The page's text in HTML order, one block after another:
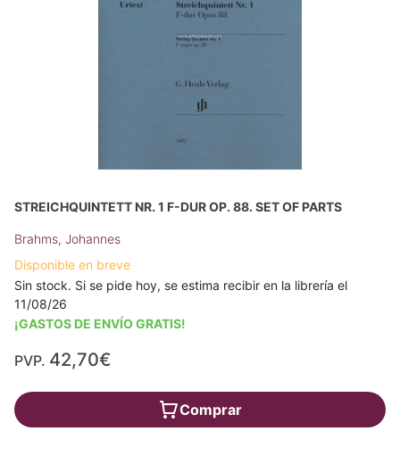
STREICHQUINTETT NR. 1 F-DUR OP. 88. SET OF PARTS
Brahms, Johannes
Disponible en breve
Sin stock. Si se pide hoy, se estima recibir en la librería el
11/08/26
¡GASTOS DE ENVÍO GRATIS!
PVP. 42,70€
Comprar